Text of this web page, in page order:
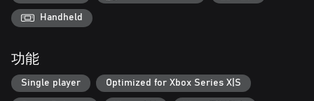
Handheld
功能
Single player Optimized for Xbox Series X|S